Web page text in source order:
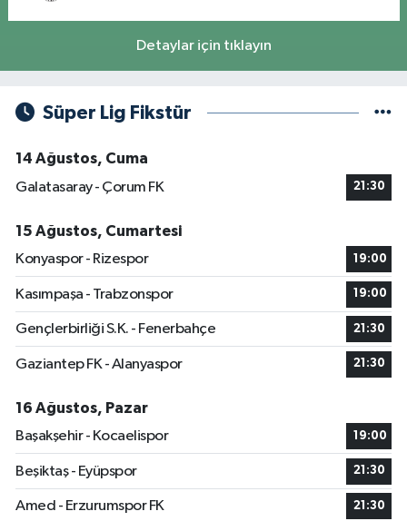
Detaylar için tıklayın
Süper Lig Fikstür
14 Ağustos, Cuma
Galatasaray - Çorum FK
21:30
15 Ağustos, Cumartesi
Konyaspor - Rizespor
19:00
Kasımpaşa - Trabzonspor 19:00
Gençlerbirliği S.K. - Fenerbahçe 21:30
Gaziantep FK - Alanyaspor 21:30
16 Ağustos, Pazar
Başakşehir - Kocaelispor
19:00
Beşiktaş - Eyüpspor 21:30
Amed - Erzurumspor FK 21:30